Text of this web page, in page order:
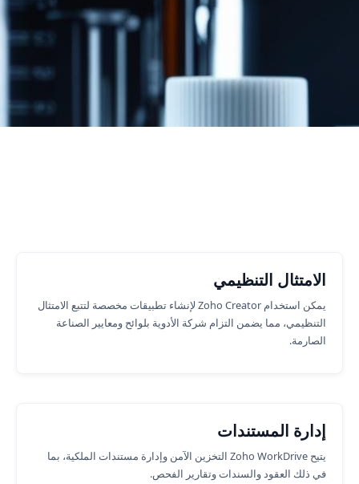
Number of Customers
الامتثال التنظيمي
يمكن استخدام Zoho Creator لإنشاء تطبيقات مخصصة لتتبع الامتثال
التنظيمي، مما يضمن التزام شركة الأدوية بلوائح ومعايير الصناعة
الصارمة.
إدارة المستندات
يتيح Zoho WorkDrive التخزين الآمن وإدارة مستندات الملكية، بما
في ذلك العقود والسندات وتقارير الفحص.